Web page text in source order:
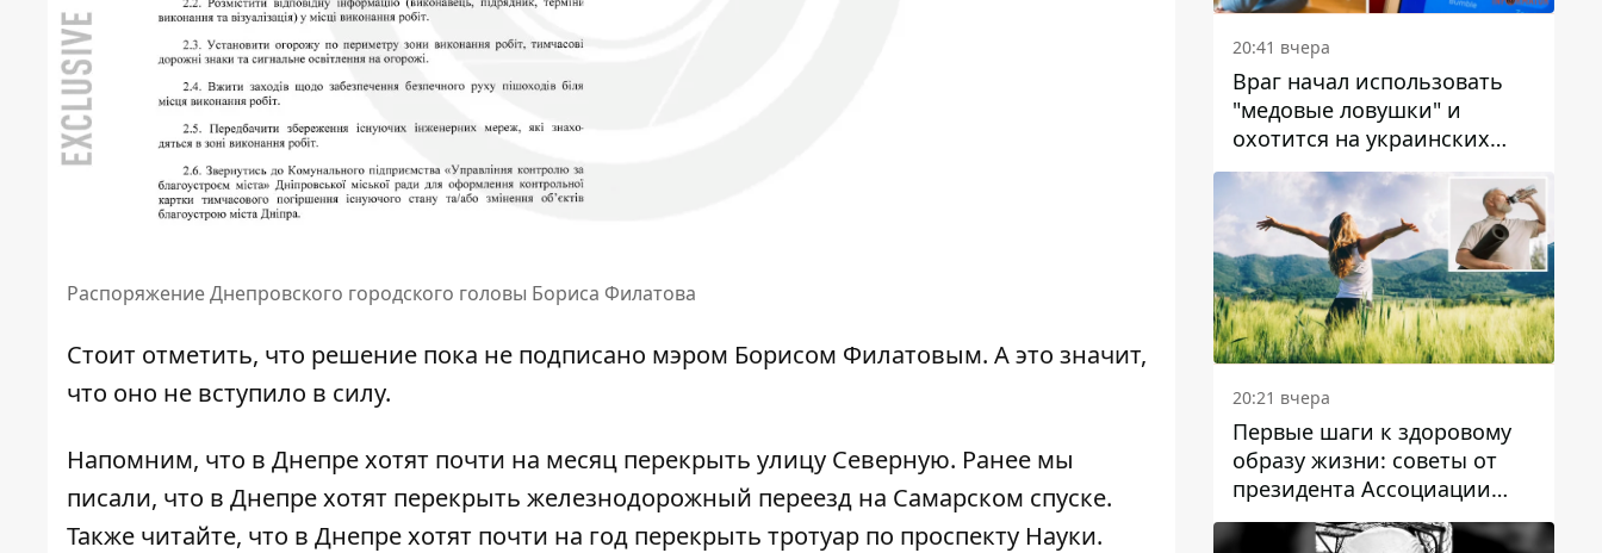
Распоряжение Днепровского городского головы Бориса Филатова
Стоит отметить, что решение пока не подписано мэром Борисом Филатовым. А это значит,
что оно не вступило в силу.
Напомним, что в Днепре хотят почти на месяц перекрыть улицу Северную. Ранее мы
писали, что в Днепре хотят перекрыть железнодорожный переезд на Самарском спуске.
Также читайте, что в Днепре хотят почти на год перекрыть тротуар по проспекту Науки.
20:41 вчера
Враг начал использовать
"медовые ловушки" и
охотится на украинских
военнослужащих
20:21 вчера
Первые шаги к здоровому
образу жизни: советы от
президента Ассоциации
диетологов Украины